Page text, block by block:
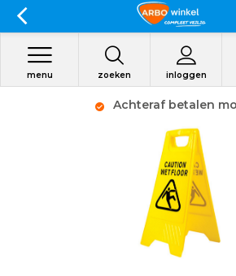
zoeken inloggen
menu
Achteraf betalen